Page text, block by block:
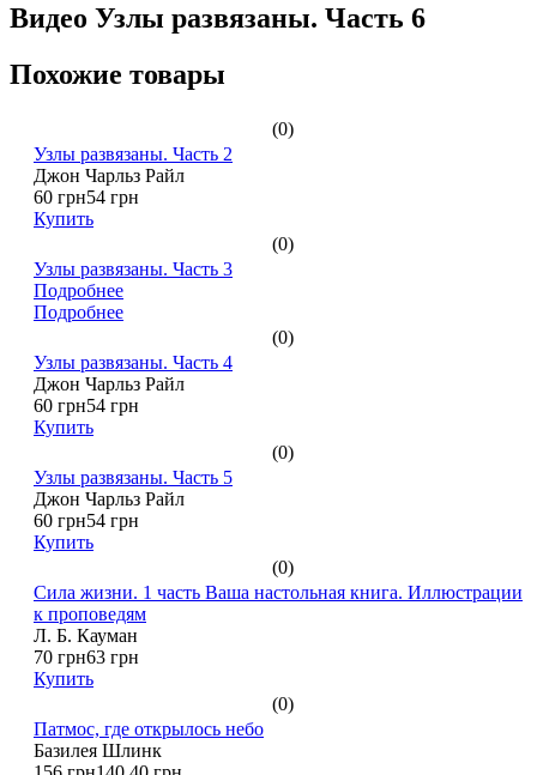
Видео Узлы развязаны. Часть 6
Похожие товары
(0)
Узлы развязаны. Часть 2
Джон Чарльз Райл
60 грн54 грн
Купить
(0)
Узлы развязаны. Часть 3
Подробнее
Подробнее
(0)
Узлы развязаны. Часть 4
Джон Чарльз Райл
60 грн54 грн
Купить
(0)
Узлы развязаны. Часть 5
Джон Чарльз Райл
60 грн54 грн
Купить
(0)
Сила жизни. 1 часть Ваша настольная книга. Иллюстрации
к проповедям
Л. Б. Кауман
70 грн63 грн
Купить
(0)
Патмос, где открылось небо
Базилея Шлинк